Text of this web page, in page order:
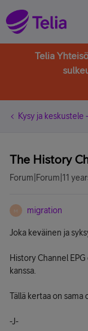
Telia
Kysy ja keskustele
The History
Forum|Forum|11
M migration
Joka keväinen ja
History Channel
kanssa.
Tällä kertaa on sama
-J-